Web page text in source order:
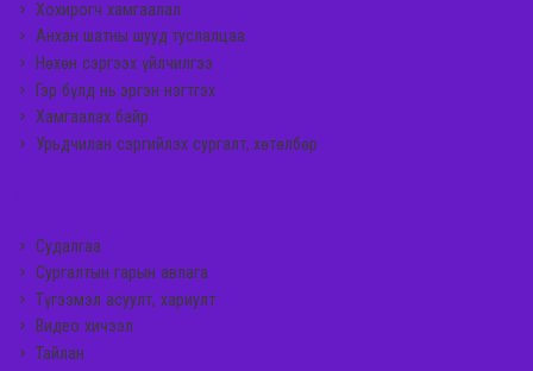
Хохирогч хамгаалал
Анхан шатны шууд туслалцаа
Нөхөн сэргээх үйлчилгээ
Гэр бүлд нь эргэн нэгтгэх
Хамгаалах байр
Урьдчилан сэргийлэх сургалт, хөтөлбөр
Судалгаа
Сургалтын гарын авлага
Түгээмэл асуулт, хариулт
Видео хичээл
Тайлан